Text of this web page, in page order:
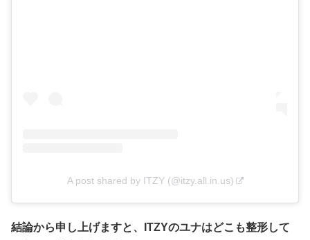
A post shared by ITZY (@itzy.all.in.us)
結論から申し上げますと、ITZYのユナはどこも整形して